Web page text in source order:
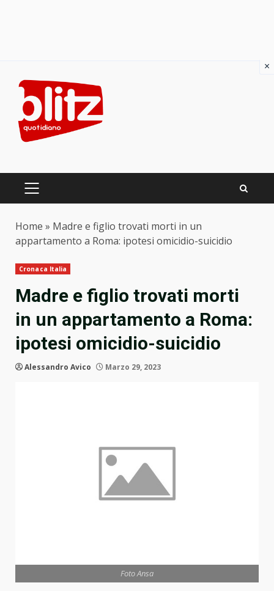
content
PRIMARY
Home » Madre e figlio trovati morti in un
appartamento a Roma: ipotesi omicidio-suicidio
Cronaca Italia
Madre e figlio trovati morti
in un appartamento a Roma:
ipotesi omicidio-suicidio
Alessandro Avico Marzo 29, 2023
Foto Ansa
×